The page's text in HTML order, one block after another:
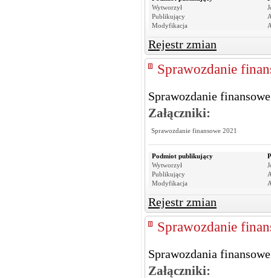
Wytworzył
Publikujący
Modyfikacja
Rejestr zmian
Sprawozdanie
Sprawozdanie
Załączniki:
Sprawozdanie finansowe 2021
Podmiot publikujący
Wytworzył
Publikujący
Modyfikacja
Rejestr zmian
Sprawozdanie
Sprawozdania
Załączniki: